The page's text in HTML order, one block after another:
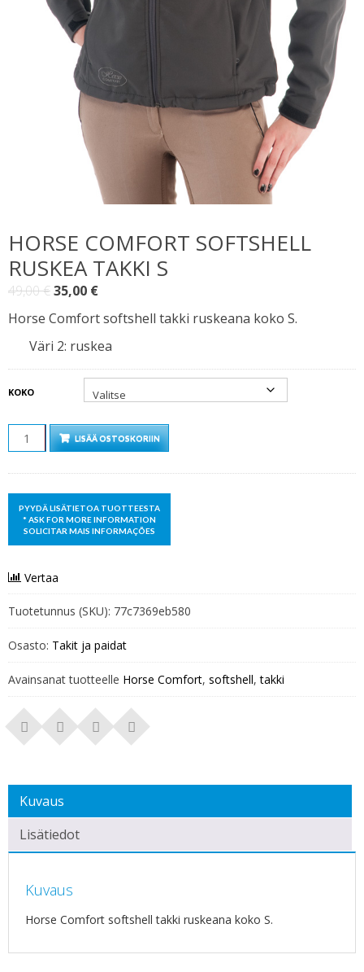
HORSE COMFORT SOFTSHELL
RUSKEA TAKKI S
49,00€Alkuperäinen
hinta
oli:
49,00 €.
35,00 €Nykyinen
hinta
on:
35,00 €.
Horse Comfort softshell takki ruskeana koko S.
Väri 2: ruskea
KOKO
LISÄÄ OSTOSKORIIN
Vertaa
Tuotetunnus (SKU): 77c7369eb580
Osasto: Takit ja paidat
Avainsanat tuotteelle Horse Comfort, softshell,takki
Kuvaus
Lisätiedot
Kuvaus
Horse Comfort softshell takki ruskeana koko S.